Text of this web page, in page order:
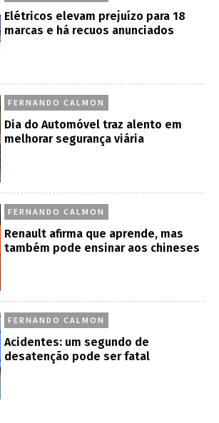
Elétricos elevam prejuízo para 18
marcas e há recuos anunciados
FERNANDO CALMON
Dia do Automóvel traz alento em
melhorar segurança viária
FERNANDO CALMON
Renault afirma que aprende, mas
também pode ensinar aos chineses
FERNANDO CALMON
Acidentes: um segundo de
desatenção pode ser fatal